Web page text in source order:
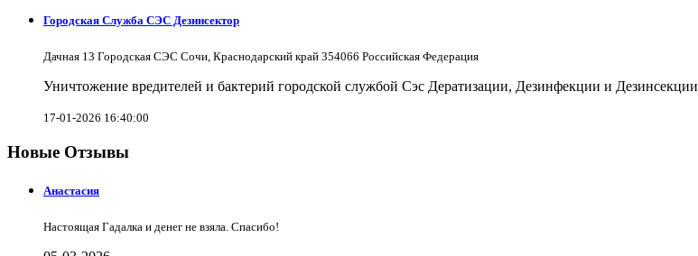
Городская Служба СЭС Дезинсектор
Дачная 13 Городская СЭС Сочи, Краснодарский край 354066 Российская Федерация
Уничтожение вредителей и бактерий городской службой Сэс Дератизации, Дезинфекции и Дезинсекции
17-01-2026 16:40:00
Новые Отзывы
Анастасия
Настоящая Гадалка и денег не взяла. Спасибо!